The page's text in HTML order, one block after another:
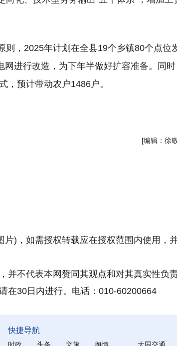
则，2025年计划在全县19个乡镇80个点位
进行改造，为下年半做好扩容准备。同时
，预计带动农户1486户。
[编辑：徐
片)，如需授权转载应在授权范围内使用，
不代表本网赞同其观点和对其真实性负责
在30日内进行。电话：010-60200664
快捷导航